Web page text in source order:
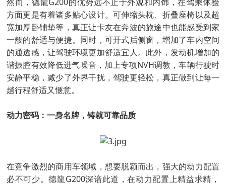
然而，德龍G200的优势远不止于外观和内饰，在驾乘体验
方面更是有着诸多贴心设计。可伸缩头枕、折叠座椅以及超
宽加厚卧铺垫等，真正让卡友在奔波的旅途中也能感受到家
一般的舒适与便捷。同时，可开式后侧窗，增加了车内空间
的通透感，让驾驶环境更加舒适宜人。此外，发动机增加的
谐振腔有效降低进气噪音，加上专项NVH调教，车辆行驶时
安静平稳，减少了外界干扰，驾驶更轻松，真正做到让每一
趟行程舒适又惬意。
动力密码：一身名牌，铸就可靠品质
在竞争激烈的商用车领域，想要脱颖而出，强大的动力配置
必不可少。德龍G200深谙此道，在动力配置上精益求精，